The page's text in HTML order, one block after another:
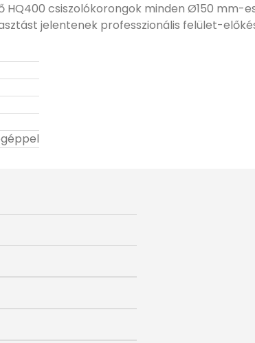
csiszolókorongok minden Ø150 mm-
jelentenek professzionális felület-